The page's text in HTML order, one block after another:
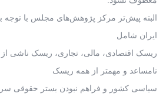
البته پیش‌تر مرکز پژوهش‌های مجلس با توجه
ایران شامل
ریسک اقتصادی، مالی، تجاری، ریسک ناشی
نامساعد و مهمتر از همه ریسک
سیاسی کشور و فراهم نبودن بستر حقوقی